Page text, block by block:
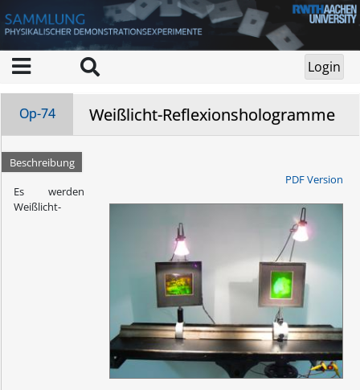
Op-74 Weißlicht-Reflexionshologramme
Beschreibung
PDF Version
Es werden
Weißlicht-